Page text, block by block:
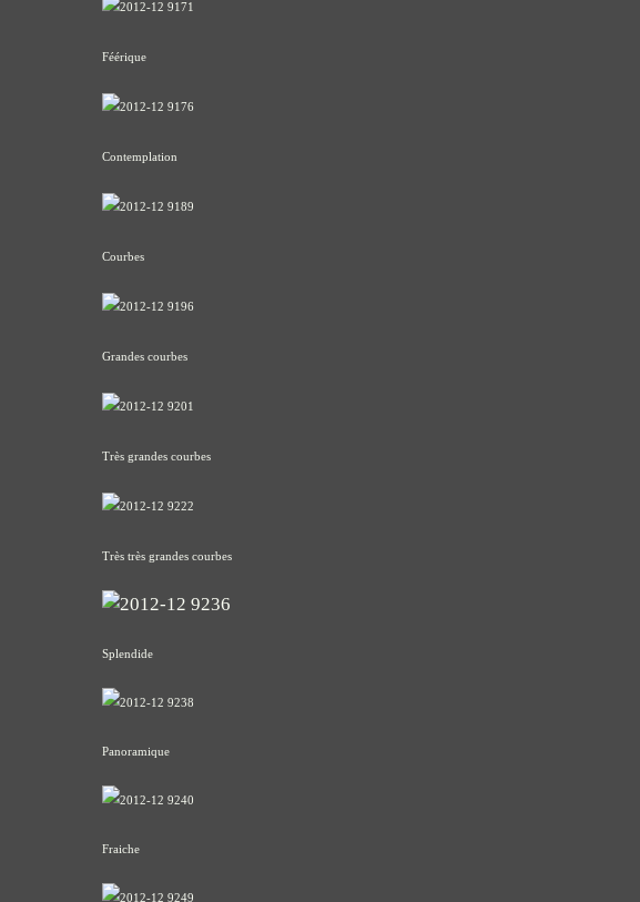
Féérique
Contemplation
Courbes
Grandes courbes
Très grandes courbes
Très très grandes courbes
Splendide
Panoramique
Fraiche